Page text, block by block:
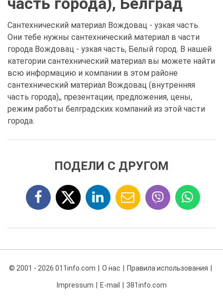
Сантехнический материал Вождовац - узкая часть.
Они тебе нужны сантехнический материал в части
города Вождовац - узкая часть, Белый город. В нашей
категории сантехнический материал вы можете найти
всю информацию и компании в этом районе
сантехнический материал Вождовац (внутренняя
часть города),, презентации, предложения, цены,
режим работы белградских компаний из этой части
города.
ПОДЕЛИ С ДРУГОМ
© 2001 - 2026 011info.com О нас Правила использования
Impressum E-mail 381info.com